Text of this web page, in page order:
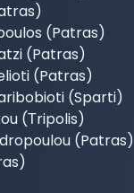
(Patras)
(Patras)
(Patras)
(Sparti)
(Τripolis)
(Patras)